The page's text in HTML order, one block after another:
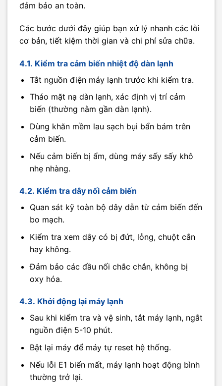
đảm bảo an toàn.
Các bước dưới đây giúp bạn xử lý nhanh các lỗi
cơ bản, tiết kiệm thời gian và chi phí sửa chữa.
4.1. Kiểm tra cảm biến nhiệt độ dàn lạnh
Tắt nguồn điện máy lạnh trước khi kiểm tra.
Tháo mặt nạ dàn lạnh, xác định vị trí cảm
biến (thường nằm gần dàn lạnh).
Dùng khăn mềm lau sạch bụi bẩn bám trên
cảm biến.
Nếu cảm biến bị ẩm, dùng máy sấy sấy khô
nhẹ nhàng.
4.2. Kiểm tra dây nối cảm biến
Quan sát kỹ toàn bộ dây dẫn từ cảm biến đến
bo mạch.
Kiểm tra xem dây có bị đứt, lỏng, chuột cắn
hay không.
Đảm bảo các đầu nối chắc chắn, không bị
oxy hóa.
4.3. Khởi động lại máy lạnh
Sau khi kiểm tra và vệ sinh, tắt máy lạnh, ngắt
nguồn điện 5-10 phút.
Bật lại máy để máy tự reset hệ thống.
Nếu lỗi E1 biến mất, máy lạnh hoạt động bình
thường trở lại.